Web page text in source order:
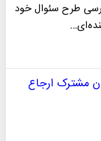
طرح سئوال خود